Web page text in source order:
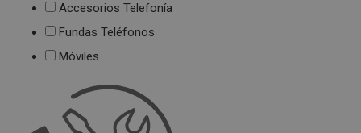
Accesorios Telefonía
Fundas Teléfonos
Móviles